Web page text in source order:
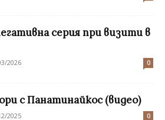
серия при визити в
2026 0
с Панатинайкос (видео)
2025 0